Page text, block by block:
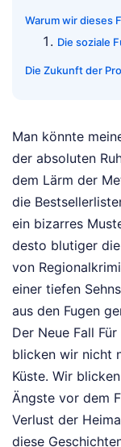
Warum wir dieses
Die soziale
Die Zukunft der
Man könnte
der absoluten
dem Lärm der
die
ein bizarres
desto blutiger
von
einer tiefen
aus den Fugen
Der Neue Fall
blicken wir nicht
Küste. Wir
Ängste vor dem
Verlust der
diese